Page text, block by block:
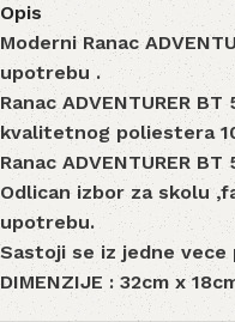
Opis
Moderni Ranac
upotrebu .
Ranac ADVENTURER
kvalitetnog poliestera
Ranac ADVENTURER
Odlican izbor za skolu
upotrebu.
Sastoji se iz jedne vece
DIMENZIJE : 32cm x